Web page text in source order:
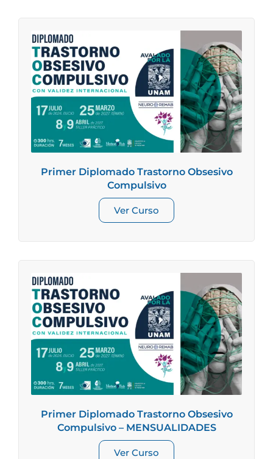
Primer Diplomado Trastorno Obsesivo
Compulsivo
Ver Curso
Primer Diplomado Trastorno Obsesivo
Compulsivo – MENSUALIDADES
Ver Curso